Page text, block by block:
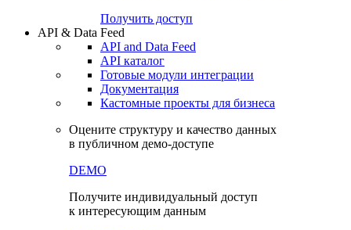
Получить доступ
API & Data Feed
API and Data Feed
API каталог
Готовые модули интеграции
Документация
Кастомные проекты для бизнеса
Оцените структуру и качество данных
в публичном демо-доступе
DEMO
Получите индивидуальный доступ
к интересующим данным